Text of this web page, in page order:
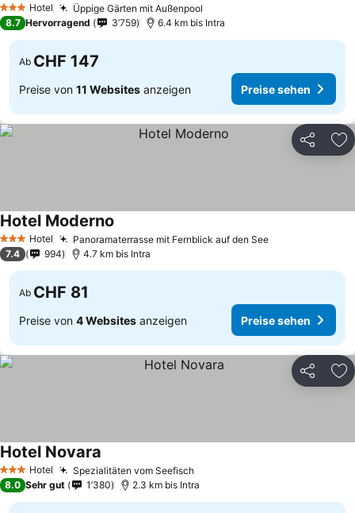
3 SterneHotel Üppige Gärten mit Außenpool
8.7 Hervorragend 3’759 6.4 km bis Intra
Ab CHF 147
Preise von 11 Websites anzeigen Preise sehen
Teilen
3 SterneHotel Panoramaterrasse mit Fernblick auf den See
Hotel Moderno
7.4 994 4.7 km bis Intra
Ab CHF 81
Preise von 4 Websites anzeigen Preise sehen
Teilen
3 SterneHotel Spezialitäten vom Seefisch
Hotel Novara
8.0 Sehr gut 1’380 2.3 km bis Intra